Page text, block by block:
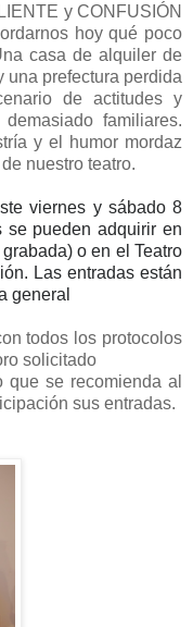
y CONFUSIÓN
hoy qué poco
casa de alquiler de
una prefectura perdida
de actitudes y
familiares.
y el humor mordaz
nuestro teatro.
viernes y sábado 8
se pueden adquirir en
o en el Teatro
Las entradas están
general
todos los protocolos
solicitado
se recomienda al
sus entradas.